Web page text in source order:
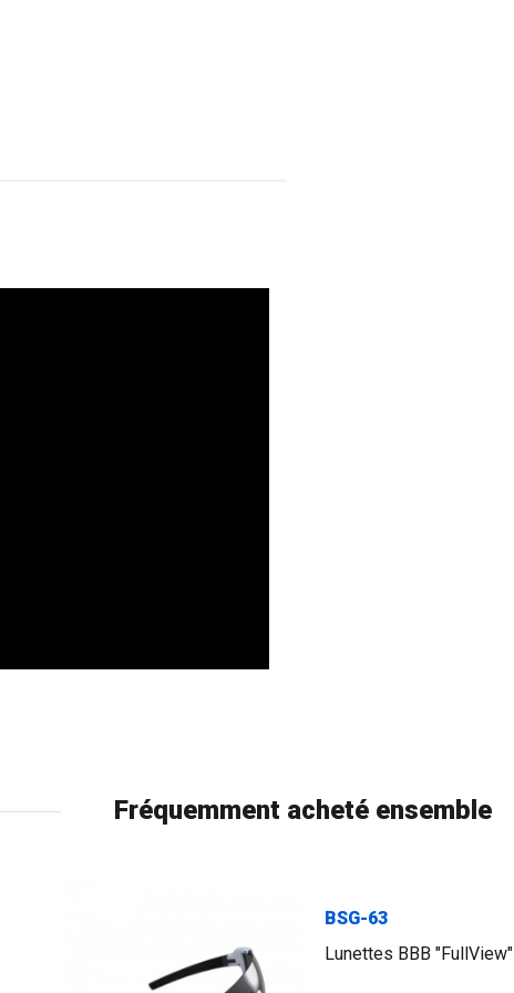
Fréquemment acheté ensemble
BSG-63
Lunettes BBB "FullView"